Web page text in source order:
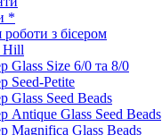
*
з бісером
Hill
Glass Size 6/0 та 8/0
Seed-Petite
Glass Seed Beads
Antique Glass Seed Beads
Magnifica Glass Beads